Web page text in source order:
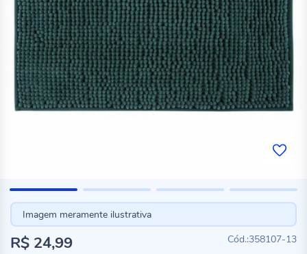
Imagem meramente ilustrativa
358107-13
R$ 24,99